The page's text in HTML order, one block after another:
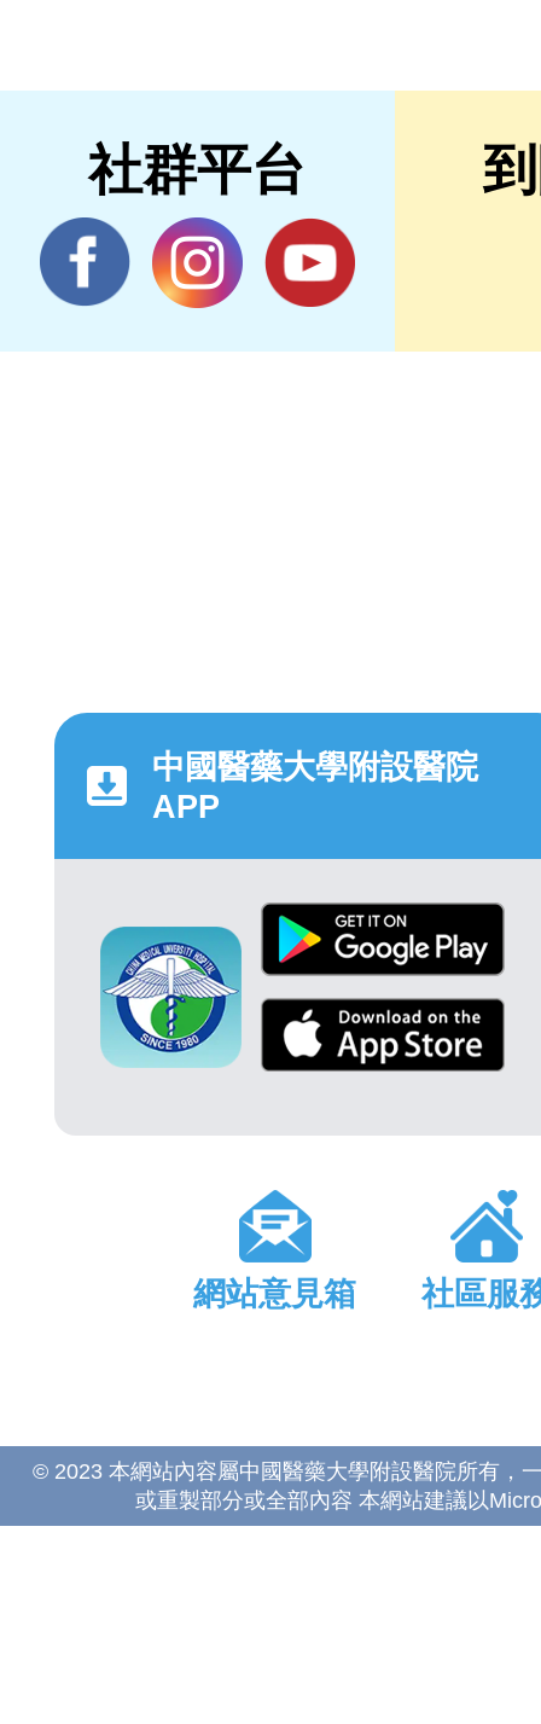
社群平台
中國醫藥大學附設醫院
APP
網站意見箱 社區服
© 2023 本網站內容屬中國醫藥大學附設醫院所有，
或重製部分或全部內容 本網站建議以